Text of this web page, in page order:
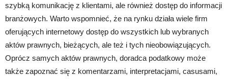
szybką komunikację z klientami, ale również dostęp do informacji
branżowych. Warto wspomnieć, że na rynku działa wiele firm
oferujących internetowy dostęp do wszystkich lub wybranych
aktów prawnych, bieżących, ale też i tych nieobowiązujących.
Oprócz samych aktów prawnych, doradca podatkowy może
także zapoznać się z komentarzami, interpretacjami, casusami,